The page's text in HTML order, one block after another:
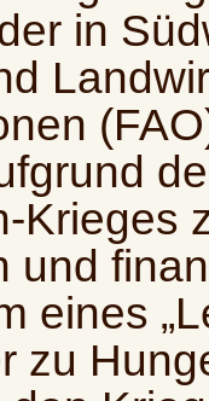
in
Krieges
und
eines
zu